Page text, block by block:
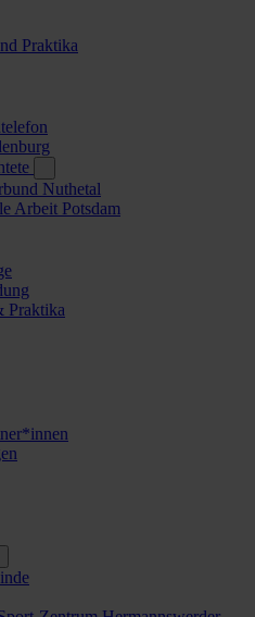
Praktika
Nuthetal
Arbeit Potsdam
Praktika